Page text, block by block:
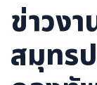
ข่าวง
สมุทร